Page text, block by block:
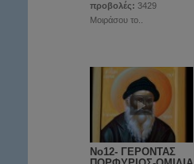
προβολές: 3429
Μοιράσου το..
Νο12- ΓΕΡΟΝΤΑΣ